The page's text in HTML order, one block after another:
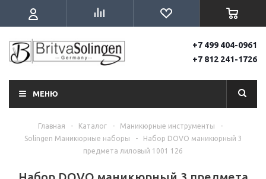
+7 499 404-0961
+7 812 241-1726
МЕНЮ
Главная - Каталог - Маникюрные инструменты
-
Solingen Маникюрные наборы
-
Набор DOVO маникюрный 3
предмета лиловый 1001 126